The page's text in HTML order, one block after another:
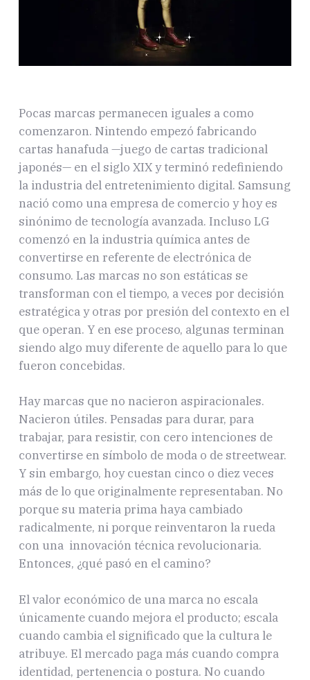
Pocas marcas permanecen iguales a como
comenzaron. Nintendo empezó fabricando
cartas hanafuda —juego de cartas tradicional
japonés— en el siglo XIX y terminó redefiniendo
la industria del entretenimiento digital. Samsung
nació como una empresa de comercio y hoy es
sinónimo de tecnología avanzada. Incluso LG
comenzó en la industria química antes de
convertirse en referente de electrónica de
consumo. Las marcas no son estáticas se
transforman con el tiempo, a veces por decisión
estratégica y otras por presión del contexto en el
que operan. Y en ese proceso, algunas terminan
siendo algo muy diferente de aquello para lo que
fueron concebidas.
Hay marcas que no nacieron aspiracionales.
Nacieron útiles. Pensadas para durar, para
trabajar, para resistir, con cero intenciones de
convertirse en símbolo de moda o de streetwear.
Y sin embargo, hoy cuestan cinco o diez veces
más de lo que originalmente representaban. No
porque su materia prima haya cambiado
radicalmente, ni porque reinventaron la rueda
con una innovación técnica revolucionaria.
Entonces, ¿qué pasó en el camino?
El valor económico de una marca no escala
únicamente cuando mejora el producto; escala
cuando cambia el significado que la cultura le
atribuye. El mercado paga más cuando compra
identidad, pertenencia o postura. No cuando